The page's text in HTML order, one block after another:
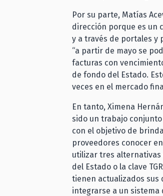
Por su parte, Matías
dirección porque es un
y a través de portales y
“a partir de mayo se
facturas con
de fondo del Estado.
veces en el mercado
En tanto, Ximena
sido un trabajo
con el objetivo de
proveedores conocer
utilizar tres alternativas
del Estado o la clave
tienen actualizados sus
integrarse a un sistema